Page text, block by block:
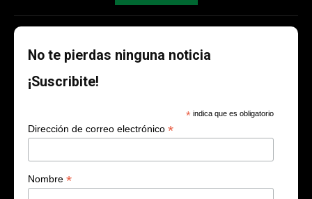
No te pierdas ninguna noticia
¡Suscribite!
* indica que es obligatorio
Dirección de correo electrónico *
Nombre *